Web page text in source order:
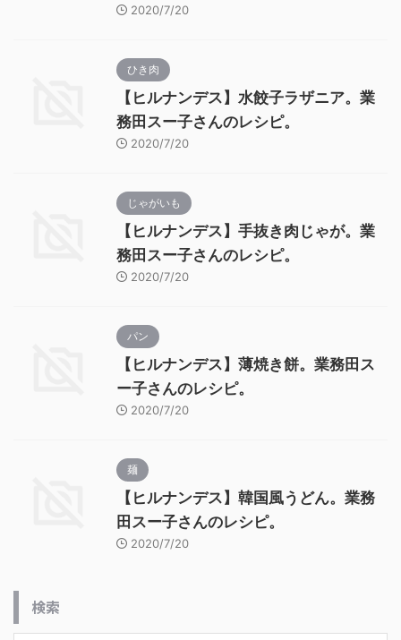
2020/7/20
ひき肉
【ヒルナンデス】水餃子ラザニア。業
務田スー子さんのレシピ。
2020/7/20
じゃがいも
【ヒルナンデス】手抜き肉じゃが。業
務田スー子さんのレシピ。
2020/7/20
パン
【ヒルナンデス】薄焼き餅。業務田ス
ー子さんのレシピ。
2020/7/20
麺
【ヒルナンデス】韓国風うどん。業務
田スー子さんのレシピ。
2020/7/20
検索